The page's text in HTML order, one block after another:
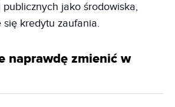
jako środowiska,
kredytu zaufania.
naprawdę zmienić w